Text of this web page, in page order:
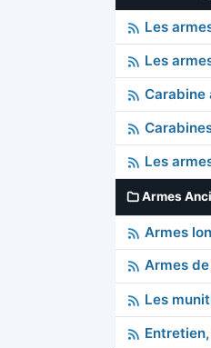
Les
Les
Carabine
Les
Armes
Armes
Armes
Les